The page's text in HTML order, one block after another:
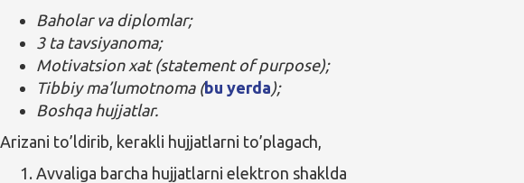
Baholar va diplomlar;
3 ta tavsiyanoma;
Motivatsion xat (statement of purpose);
Tibbiy ma’lumotnoma (bu yerda );
Boshqa hujjatlar.
Arizani to’ldirib, kerakli hujjatlarni to’plagach,
Avvaliga barcha hujjatlarni elektron shaklda